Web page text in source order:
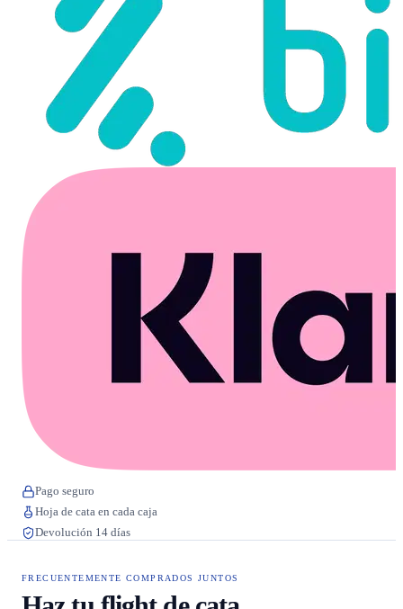
Pago seguro
Hoja de cata en cada caja
Devolución 14 días
FRECUENTEMENTE COMPRADOS JUNTOS